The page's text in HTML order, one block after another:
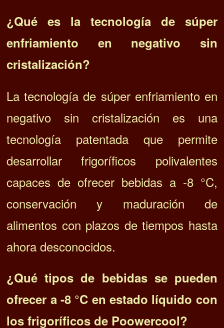
¿Qué es la tecnología de súper
enfriamiento en negativo sin
cristalización?
La tecnología de súper enfriamiento en
negativo sin cristalización es una
tecnología patentada que permite
desarrollar frigoríficos polivalentes
capaces de ofrecer bebidas a -8 °C,
conservación y maduración de
alimentos con plazos de tiempos hasta
ahora desconocidos.
¿Qué tipos de bebidas se pueden
ofrecer a -8 °C en estado líquido con
los frigoríficos de Poowercool?